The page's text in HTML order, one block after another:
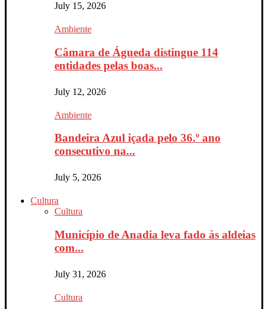
July 15, 2026
Ambiente
Câmara de Águeda distingue 114
entidades pelas boas...
July 12, 2026
Ambiente
Bandeira Azul içada pelo 36.º ano
consecutivo na...
July 5, 2026
Cultura
Cultura
Município de Anadia leva fado às aldeias
com...
July 31, 2026
Cultura